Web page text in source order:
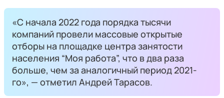
«С начала 2022 года порядка тысячи
компаний провели массовые открытые
отборы на площадке центра занятости
населения “Моя работа”, что в два раза
больше, чем за аналогичный период 2021-
го», — отметил Андрей Тарасов.